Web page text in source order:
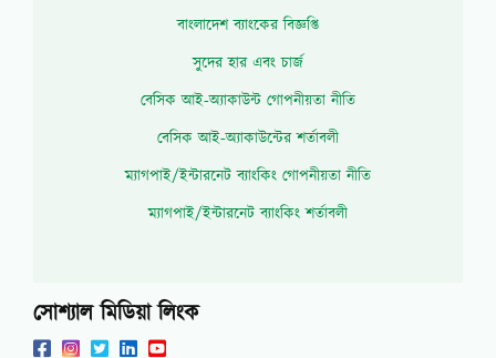
বাংলাদেশ ব্যাংকের বিজ্ঞপ্তি
সুদের হার এবং চার্জ
বেসিক আই-অ্যাকাউন্ট গোপনীয়তা নীতি
বেসিক আই-অ্যাকাউন্টের শর্তাবলী
ম্যাগপাই/ইন্টারনেট ব্যাংকিং গোপনীয়তা নীতি
ম্যাগপাই/ইন্টারনেট ব্যাংকিং শর্তাবলী
সোশ্যাল মিডিয়া লিংক